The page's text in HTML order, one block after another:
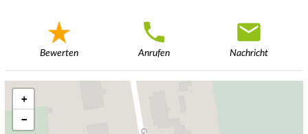
Bewerten Anrufen Nachricht
+
−